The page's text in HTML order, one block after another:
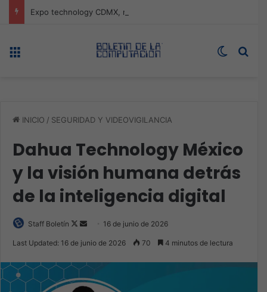
Switch
INICIO / SEGURIDAD Y VIDEOVIGILANCIA
Dahua Technology México
y la visión humana detrás
de la inteligencia digital
Staff Boletín
Follow
Send 16 de junio de 2026
Last Updated: 16 de junio de 2026 70 4 minutos de lectura